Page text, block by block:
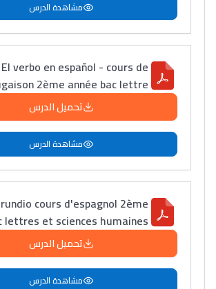
Lycée Maroc
التعليم الثانوي الإعدادي
مشاهدة الدرس
El verbo en español - cours de
2ème année bac lettre
تحميل الدرس
مشاهدة الدرس
cours d'espagnol 2ème
lettres et sciences humaines
تحميل الدرس
مشاهدة الدرس